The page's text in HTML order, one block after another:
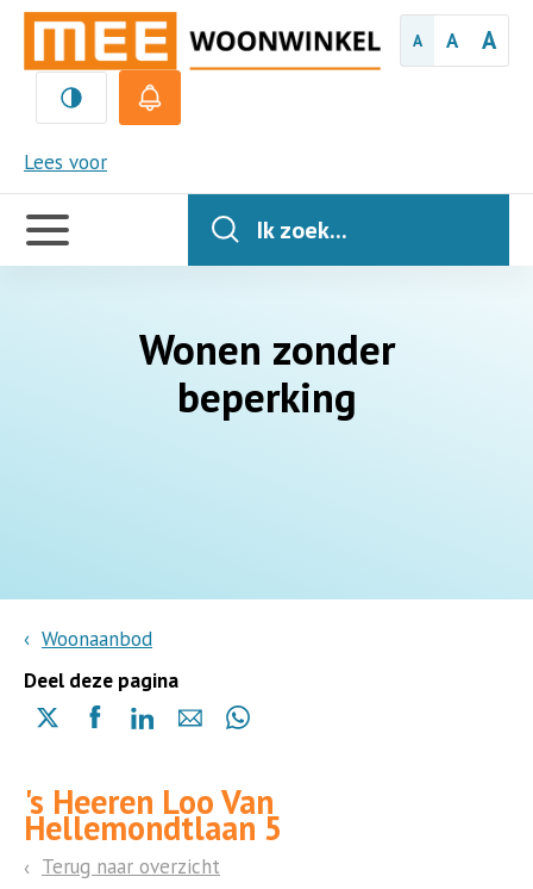
A A A
Lees voor
MEE
Handige
links
Ik zoek...
Wonen zonder
beperking
Woonaanbod
Deel deze pagina
Delen
(opent
in
een
nieuwe
Delen
(opent
in
een
nieuwe
Delen
(opent
in
een
nieuwe
Delen
mail
Delen
(opent
in
's Heeren Loo Van
Hellemondtlaan 5
Terug naar overzicht